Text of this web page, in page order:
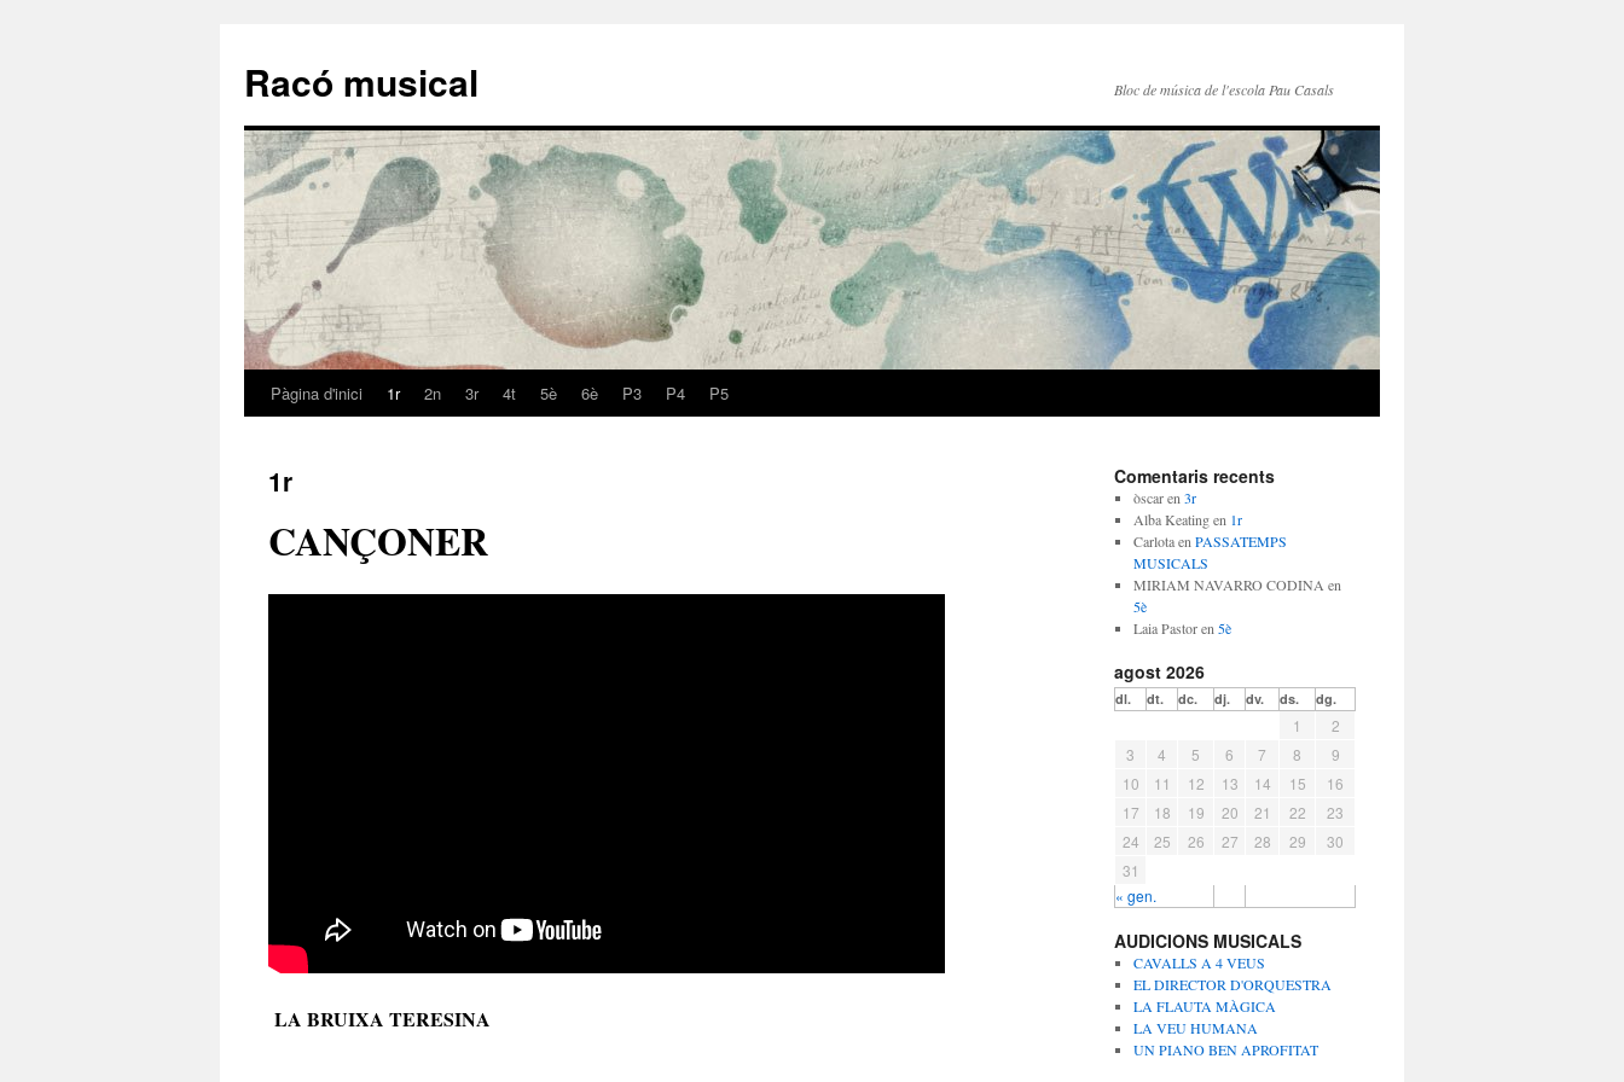
Racó musical Bloc de música de l'escola Pau Casals
Vés
contingut
Pàgina d'inici 1r 2n 3r 4t 5è 6è P3 P4 P5
1r
CANÇONER
LA BRUIXA TERESINA
Comentaris recents
òscaren 3r
Alba Keatingen 1r
Carlotaen PASSATEMPS
MUSICALS
MIRIAM NAVARRO CODINA en
5è
Laia Pastoren 5è
agost 2026
dl. dt. dc. dj. dv. ds. dg.
« gen.
1
2
3
4 5 6 7 8
9
10
11 12 13 14 15
16
17
18 19 20 21 22
23
24
25 26 27 28 29
30
31
AUDICIONS MUSICALS
CAVALLS A 4 VEUS
EL DIRECTOR D'ORQUESTRA
LA FLAUTA MÀGICA
LA VEU HUMANA
UN PIANO BEN APROFITAT